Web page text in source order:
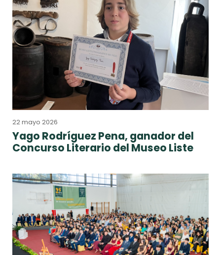
22 mayo 2026
Yago Rodríguez Pena, ganador del
Concurso Literario del Museo Liste